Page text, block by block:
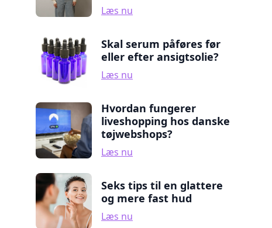
Læs nu
Skal serum påføres før
eller efter ansigtsolie?
Læs nu
Hvordan fungerer
liveshopping hos danske
tøjwebshops?
Læs nu
Seks tips til en glattere
og mere fast hud
Læs nu